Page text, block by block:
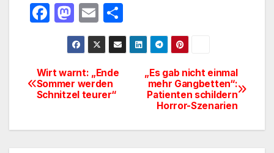
F
e
b
o
M
a
st
o
d
n
E
m
ail
ei
le
Beitragsnavigation
„Es gab nicht einmal
mehr Gangbetten“:
Patienten schildern
Horror-Szenarien
Wirt warnt: „Ende
Sommer werden
Schnitzel teurer“